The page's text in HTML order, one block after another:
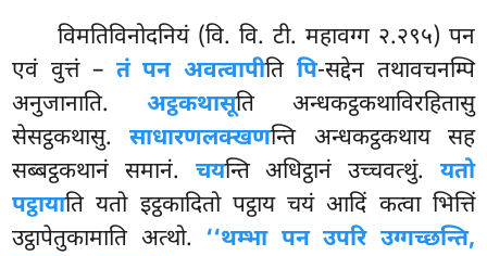
विमतिविनोदनियं (वि. वि. टी. महावग्ग २.२९५) पन
एवं वुत्तं – तं पन अवत्वापीतिपि-सद्देन तथावचनम्पि
अनुजानाति. अट्ठकथासूति अन्धकट्ठकथाविरहितासु
सेसट्ठकथासु.साधारणलक्खणन्ति अन्धकट्ठकथाय सह
सब्बट्ठकथानं समानं. चयन्ति अधिट्ठानं उच्चवत्थुं. यतो
पट्ठायाति यतो इट्ठकादितो पट्ठाय चयं आदिं कत्वा भित्तिं
उट्ठापेतुकामाति अत्थो. ‘‘थम्भा पन उपरि उग्गच्छन्ति,